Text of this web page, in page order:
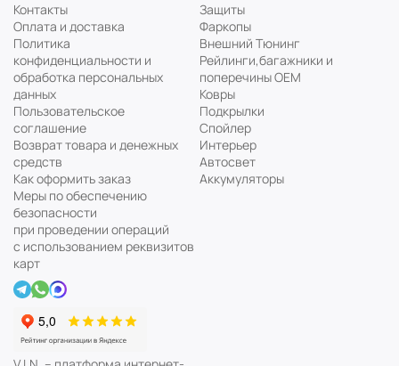
Контакты
Оплата и доставка
Политика
конфиденциальности и
обработка персональных
данных
Пользовательское
соглашение
Возврат товара и денежных
средств
Как оформить заказ
Меры по обеспечению
безопасности
при проведении операций
с использованием реквизитов
карт
Защиты
Фаркопы
Внешний Тюнинг
Рейлинги,багажники и
поперечины ОЕМ
Ковры
Подкрылки
Спойлер
Интерьер
Автосвет
Аккумуляторы